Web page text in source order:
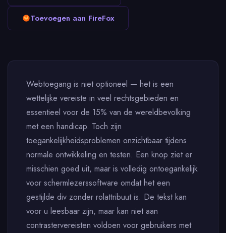
Toevoegen aan FireFox
Webtoegang is niet optioneel — het is een
wettelijke vereiste in veel rechtsgebieden en
essentieel voor de 15% van de wereldbevolking
met een handicap. Toch zijn
toegankelijkheidsproblemen onzichtbaar tijdens
normale ontwikkeling en testen. Een knop ziet er
misschien goed uit, maar is volledig ontoegankelijk
voor schermlezerssoftware omdat het een
gestijlde div zonder rolattribuut is. De tekst kan
voor u leesbaar zijn, maar kan niet aan
contrastervereisten voldoen voor gebruikers met